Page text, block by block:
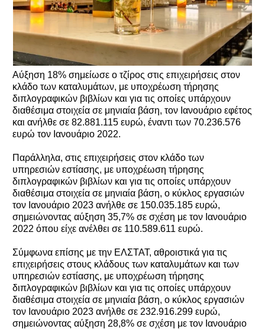
Αύξηση 18% σημείωσε ο τζίρος στις επιχειρήσεις στον
κλάδο των καταλυμάτων, με υποχρέωση τήρησης
διπλογραφικών βιβλίων και για τις οποίες υπάρχουν
διαθέσιμα στοιχεία σε μηνιαία βάση, τον Ιανουάριο εφέτος
και ανήλθε σε 82.881.115 ευρώ, έναντι των 70.236.576
ευρώ τον Ιανουάριο 2022.
Παράλληλα, στις επιχειρήσεις στον κλάδο των
υπηρεσιών εστίασης, με υποχρέωση τήρησης
διπλογραφικών βιβλίων και για τις οποίες υπάρχουν
διαθέσιμα στοιχεία σε μηνιαία βάση, ο κύκλος εργασιών
τον Ιανουάριο 2023 ανήλθε σε 150.035.185 ευρώ,
σημειώνοντας αύξηση 35,7% σε σχέση με τον Ιανουάριο
2022 όπου είχε ανέλθει σε 110.589.611 ευρώ.
Σύμφωνα επίσης με την ΕΛΣΤΑΤ, αθροιστικά για τις
επιχειρήσεις στους κλάδους των καταλυμάτων και των
υπηρεσιών εστίασης, με υποχρέωση τήρησης
διπλογραφικών βιβλίων και για τις οποίες υπάρχουν
διαθέσιμα στοιχεία σε μηνιαία βάση, ο κύκλος εργασιών
τον Ιανουάριο 2023 ανήλθε σε 232.916.299 ευρώ,
σημειώνοντας αύξηση 28,8% σε σχέση με τον Ιανουάριο